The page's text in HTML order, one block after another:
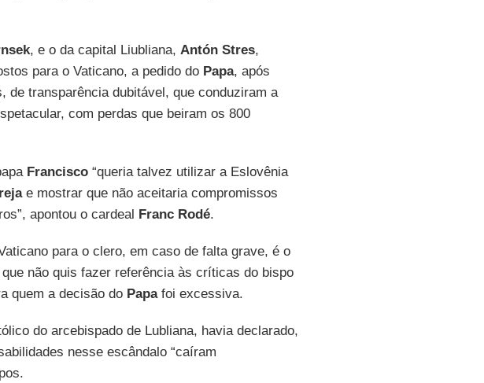
, e o da capital Liubliana, Antón Stres,
para o Vaticano, a pedido do Papa, após
de transparência dubitável, que conduziram a
com perdas que beiram os 800
Francisco“queria talvez utilizar a Eslovênia
e mostrar que não aceitaria compromissos
apontou o cardeal Franc Rodé.
para o clero, em caso de falta grave, é o
não quis fazer referência às críticas do bispo
quem a decisão do Papafoi excessiva.
do arcebispado de Lubliana, havia declarado,
nesse escândalo “caíram